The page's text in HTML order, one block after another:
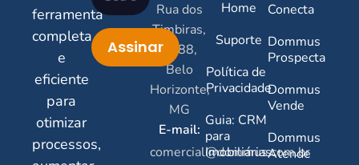
ferramenta
completa
e
eficiente
para
otimizar
processos,
Rua dos
Timbiras,
2788,
Belo
Horizonte,
MG
E-mail:
comercial@dommus.com.br
Home
Suporte
Política de
Privacidade
Guia: CRM
para
Imobiliárias
Conecta
Dommus
Prospecta
Dommus
Vende
Dommus
Atende
Assinar